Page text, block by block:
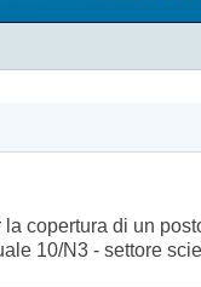
copertura di un
10/N3 - settore